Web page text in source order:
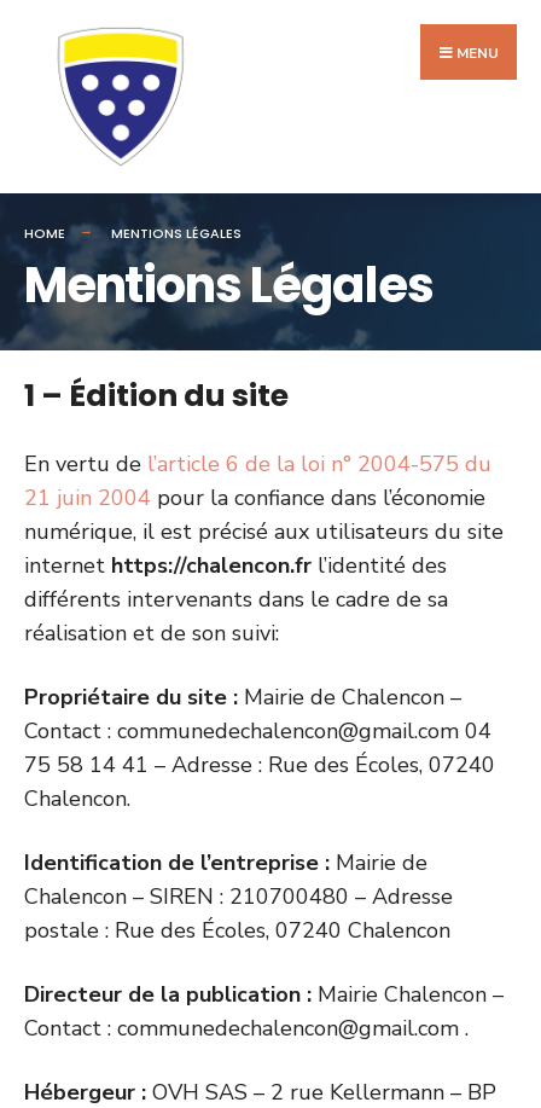
content
MENU
HOME MENTIONS LÉGALES
Mentions Légales
1 – Édition du site
En vertu de l’article 6 de la loi n° 2004-575 du
21 juin 2004 pour la confiance dans l’économie
numérique, il est précisé aux utilisateurs du site
internet https://chalencon.fr l’identité des
différents intervenants dans le cadre de sa
réalisation et de son suivi:
Propriétaire du site : Mairie de Chalencon –
Contact : communedechalencon@gmail.com 04
75 58 14 41 – Adresse : Rue des Écoles, 07240
Chalencon.
Identification de l’entreprise : Mairie de
Chalencon – SIREN : 210700480 – Adresse
postale : Rue des Écoles, 07240 Chalencon
Directeur de la publication : Mairie Chalencon –
Contact : communedechalencon@gmail.com .
Hébergeur : OVH SAS – 2 rue Kellermann – BP
for: